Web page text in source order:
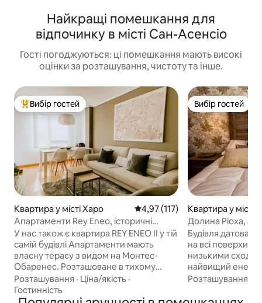
Найкращі помешкання для
відпочинку в місті Сан-Асенсіо
Гості погоджуються: ці помешкання мають високі
оцінки за розташування, чистоту та інше.
Топ вибір гостей
Вибір гостей
Квартира у місті Харо Середня оцінка: 4,97 з 5,
4,97 (117)
Апартаменти Rey Eneo, історичні
апартаменти з колискою...
У нас також є квартира REY ENEO II у тій
самій будівлі Апартаменти мають
власну терасу з видом на Монтес-
Обаренес. Розташоване в тихому
районі, подалі від метушні центру
міста, це дуже яскраве та затишне
помешкання, створене для того, щоб
Розташування · Ціна/якість ·
Гостинність
Вибір гостей
Вибір гостей
Квартира у місті
Долина Ріоха,
Будівля
на всі поверхи та
низькими
найвищий
зобов 'язання
панелі,
Розташування